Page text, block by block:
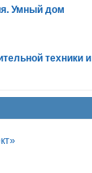
Умный дом
техники и